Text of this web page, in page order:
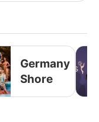
Germany
Shore